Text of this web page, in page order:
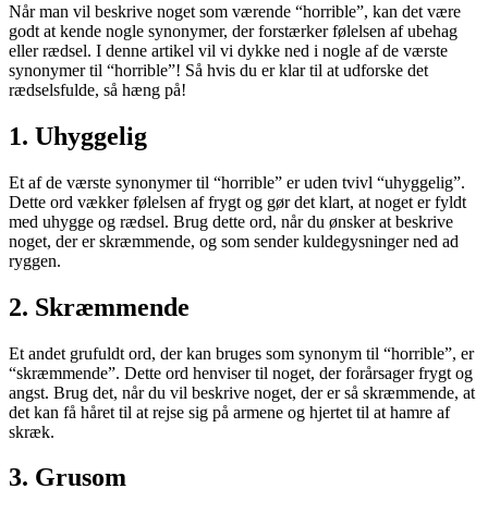
Når man vil beskrive noget som værende “horrible”, kan det være
godt at kende nogle synonymer, der forstærker følelsen af ubehag
eller rædsel. I denne artikel vil vi dykke ned i nogle af de værste
synonymer til “horrible”! Så hvis du er klar til at udforske det
rædselsfulde, så hæng på!
1. Uhyggelig
Et af de værste synonymer til “horrible” er uden tvivl “uhyggelig”.
Dette ord vækker følelsen af frygt og gør det klart, at noget er fyldt
med uhygge og rædsel. Brug dette ord, når du ønsker at beskrive
noget, der er skræmmende, og som sender kuldegysninger ned ad
ryggen.
2. Skræmmende
Et andet grufuldt ord, der kan bruges som synonym til “horrible”, er
“skræmmende”. Dette ord henviser til noget, der forårsager frygt og
angst. Brug det, når du vil beskrive noget, der er så skræmmende, at
det kan få håret til at rejse sig på armene og hjertet til at hamre af
skræk.
3. Grusom